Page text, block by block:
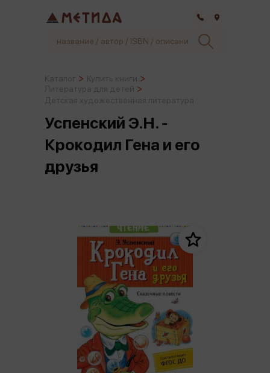
Успенский Э.Н. -
Крокодил Гена и его
друзья